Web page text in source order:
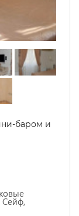
баром и
Сейф,